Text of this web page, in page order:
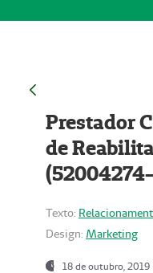
Prestador
de
Texto:
Design: Marketing
18 de outubro, 2019